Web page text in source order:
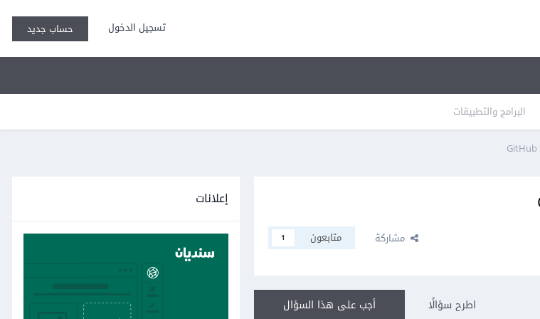
تسجيل الدخول حساب جديد
البرامج والتطبيقات
مشاركة متابعون 1
أجب على هذا السؤال اطرح سؤالًا
إعلانات